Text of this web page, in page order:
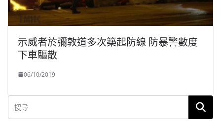
示威者於彌敦道多次築起防線 防暴警數度
下車驅散
06/10/2019